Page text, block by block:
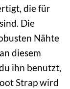
die für
Die
Nähte
diesem
ihn benutzt,
Strap wird